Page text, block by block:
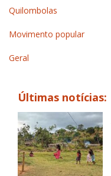
Quilombolas
Movimento popular
Geral
Últimas notícias: